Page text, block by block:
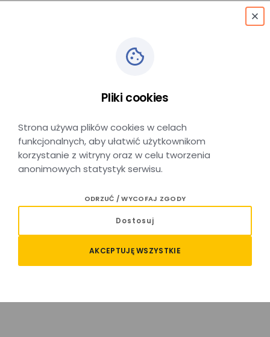
Pliki cookies
Strona używa plików cookies w celach
funkcjonalnych, aby ułatwić użytkownikom
korzystanie z witryny oraz w celu tworzenia
anonimowych statystyk serwisu.
ODRZUĆ / WYCOFAJ ZGODY
Dostosuj
AKCEPTUJĘ WSZYSTKIE